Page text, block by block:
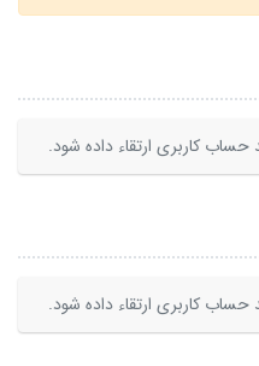
کاربری ارتقاء داده شود.
کاربری ارتقاء داده شود.